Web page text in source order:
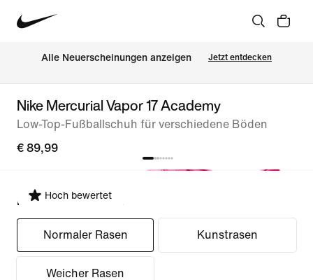
Alle Neuerscheinungen anzeigen Jetzt entdecken
Nike Mercurial Vapor 17 Academy
Low-Top-Fußballschuh für verschiedene Böden
€ 89,99
Hoch bewertet
Passform auswählen
Normaler Rasen Kunstrasen
Weicher Rasen